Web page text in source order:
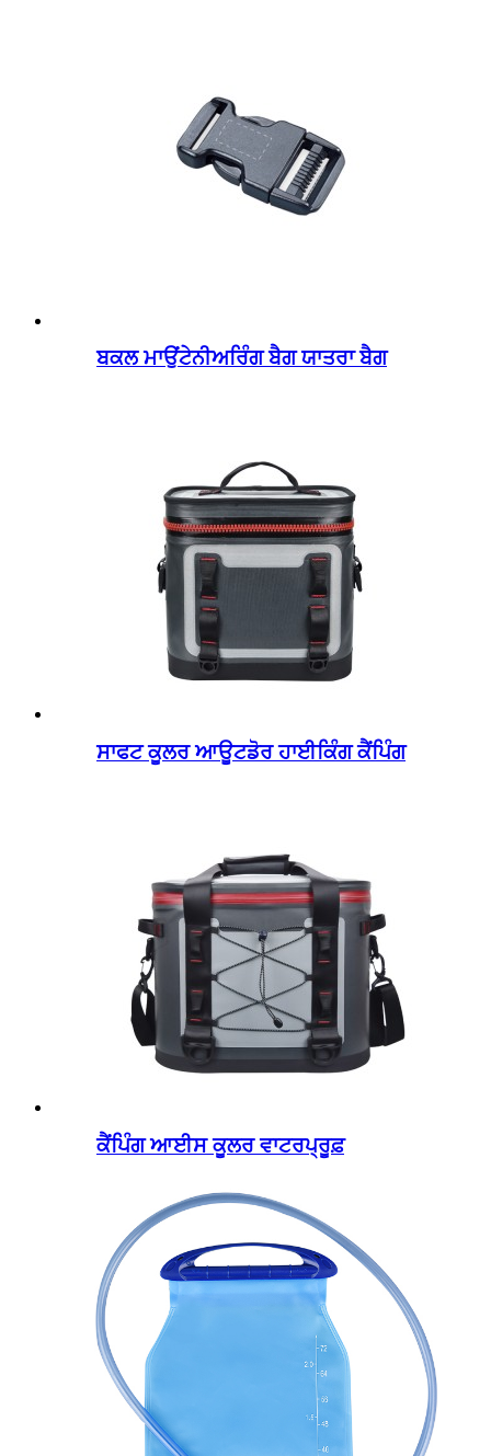
ਬਕਲ ਮਾਉਂਟੇਨੀਅਰਿੰਗ ਬੈਗ ਯਾਤਰਾ ਬੈਗ
ਸਾਫਟ ਕੂਲਰ ਆਊਟਡੋਰ ਹਾਈਕਿੰਗ ਕੈਂਪਿੰਗ
ਕੈਂਪਿੰਗ ਆਈਸ ਕੂਲਰ ਵਾਟਰਪ੍ਰੂਫ਼